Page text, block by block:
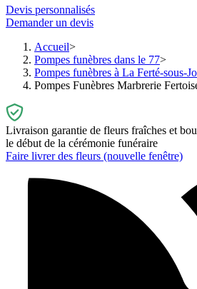
Devis personnalisés
Demander un devis
Accueil
Pompes funèbres dans le 77
Pompes funèbres à La Ferté-sous-
Pompes Funèbres Marbrerie
Livraison garantie de fleurs fraîches et
le début de la cérémonie funéraire
Faire livrer des fleurs (nouvelle fenêtre)